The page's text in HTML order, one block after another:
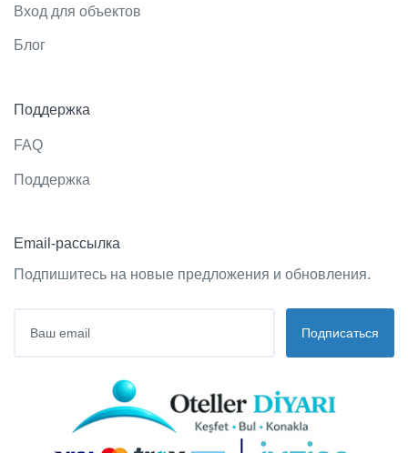
Вход для объектов
Блог
Поддержка
FAQ
Поддержка
Email-рассылка
Подпишитесь на новые предложения и обновления.
Подписаться